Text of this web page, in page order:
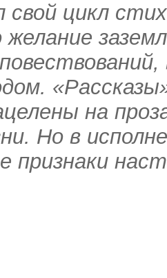
свой цикл
желание
на
Но в
признаки